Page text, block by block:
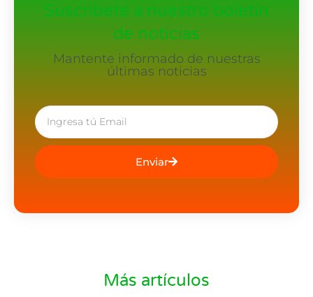
Suscríbete a nuestro boletín
de noticias
Mantente informado de nuestras
últimas noticias
Enviar
Más artículos